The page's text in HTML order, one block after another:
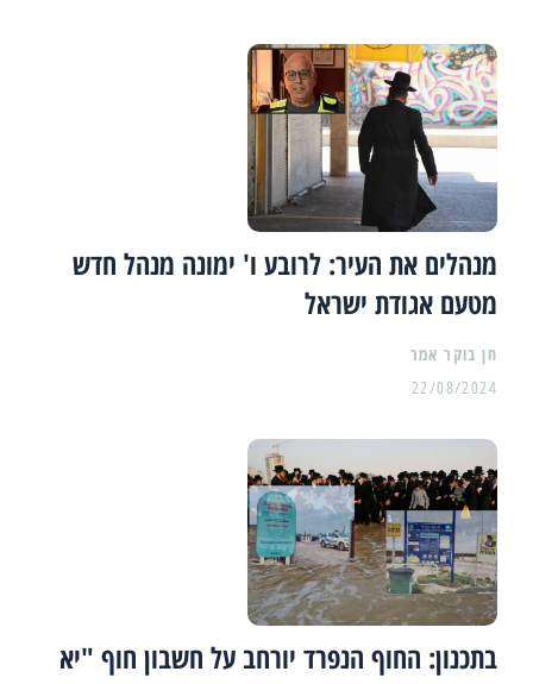
מנהלים את העיר: לרובע ו' ימונה מנהל חדש
מטעם אגודת ישראל
22/08/2024
בתכנון: החוף הנפרד יורחב על חשבון חוף "יא